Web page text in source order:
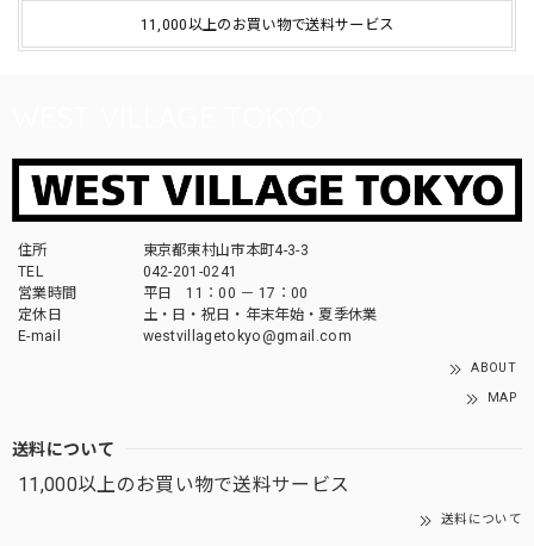
11,000以上のお買い物で送料サービス
住所
東京都東村山市本町4-3-3
TEL
042-201-0241
営業時間
平日 11：00 － 17：00
定休日
土・日・祝日・年末年始・夏季休業
E-mail
westvillagetokyo@gmail.com
ABOUT
MAP
送料について
11,000以上のお買い物で送料サービス
送料について